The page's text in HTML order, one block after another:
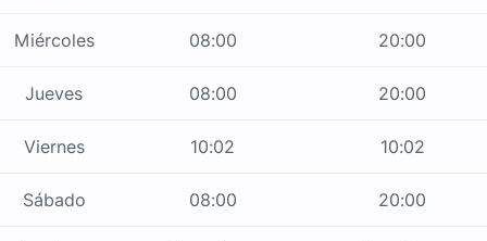
Miércoles 08:00 20:00
Jueves 08:00 20:00
Viernes 10:02 10:02
Sábado 08:00 20:00